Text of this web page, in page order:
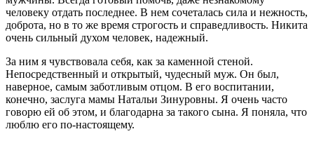
человеку отдать последнее. В нем сочеталась сила и нежность,
доброта, но в то же время строгость и справедливость. Никита
очень сильный духом человек, надежный.
За ним я чувствовала себя, как за каменной стеной.
Непосредственный и открытый, чудесный муж. Он был,
наверное, самым заботливым отцом. В его воспитании,
конечно, заслуга мамы Натальи Зинуровны. Я очень часто
говорю ей об этом, и благодарна за такого сына. Я поняла, что
люблю его по-настоящему.